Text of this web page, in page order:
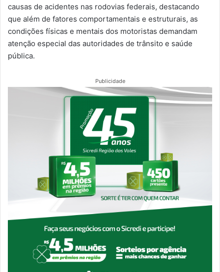
causas de acidentes nas rodovias federais, destacando
que além de fatores comportamentais e estruturais, as
condições físicas e mentais dos motoristas demandam
atenção especial das autoridades de trânsito e saúde
pública.
Publicidade